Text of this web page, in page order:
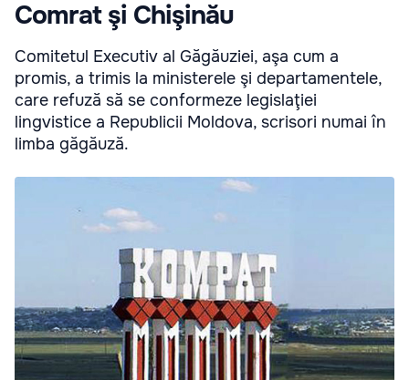
Comrat şi Chişinău
Comitetul Executiv al Găgăuziei, aşa cum a
promis, a trimis la ministerele şi departamentele,
care refuză să se conformeze legislaţiei
lingvistice a Republicii Moldova, scrisori numai în
limba găgăuză.